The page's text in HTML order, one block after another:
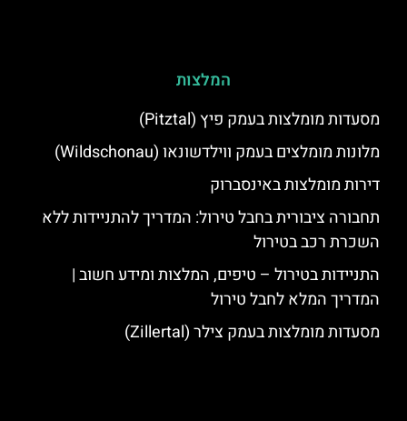
המלצות
מסעדות מומלצות בעמק פיץ (Pitztal)
מלונות מומלצים בעמק ווילדשונאו (Wildschonau)
דירות מומלצות באינסברוק
תחבורה ציבורית בחבל טירול: המדריך להתניידות ללא
השכרת רכב בטירול
התניידות בטירול – טיפים, המלצות ומידע חשוב |
המדריך המלא לחבל טירול
מסעדות מומלצות בעמק צילר (Zillertal)